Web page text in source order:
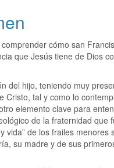
cómo san
que Jesús tiene de Dios
del hijo, teniendo muy
Cristo, tal y como lo
elemento clave para
de la fraternidad que
vida” de los frailes
su madre y de sus